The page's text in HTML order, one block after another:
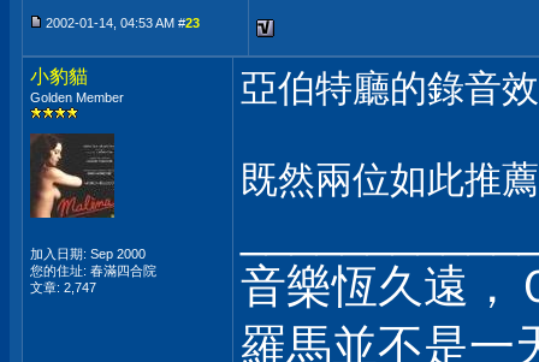
2002-01-14, 04:53 AM #23
小豹貓
Golden Member
加入日期: Sep 2000
您的住址: 春滿四合院
文章: 2,747
亞伯特廳的錄音
既然兩位如此推
音樂恆久遠，
羅馬並不是一